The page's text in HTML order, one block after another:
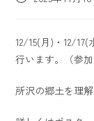
12/15(月)・12/
行います。（参加
所沢の郷土を理